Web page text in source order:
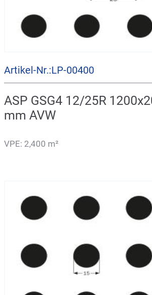
Artikel-Nr.:LP-00400
ASP GSG4 12/25R
mm AVW
VPE: 2,400 m²